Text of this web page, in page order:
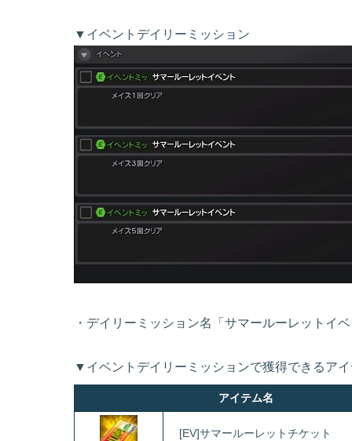
▼イベントデイリーミッション
・デイリーミッション名「サマールーレットイ
▼イベントデイリーミッションで獲得できるア
アイテム名
[EV]サマールーレットチケット